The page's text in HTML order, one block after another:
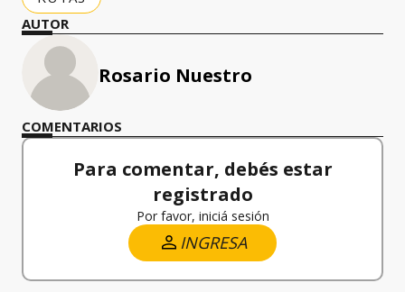
AUTOR
Rosario Nuestro
COMENTARIOS
Para comentar, debés estar
registrado
Por favor, iniciá sesión
INGRESA